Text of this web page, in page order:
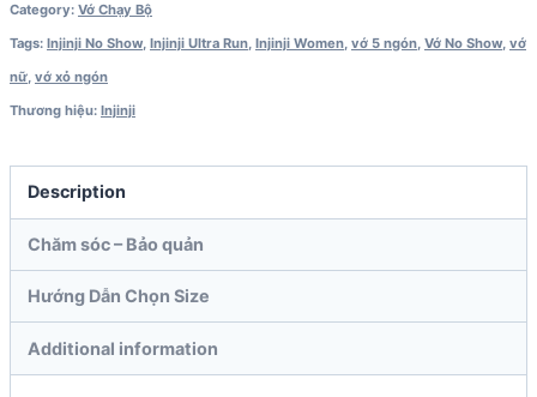
Category: Vớ Chạy Bộ
Tags: Injinji No Show, Injinji Ultra Run, Injinji Women, vớ 5 ngón, Vớ No Show, vớ
nữ, vớ xỏ ngón
Thương hiệu: Injinji
Description
Chăm sóc – Bảo quản
Hướng Dẫn Chọn Size
Additional information